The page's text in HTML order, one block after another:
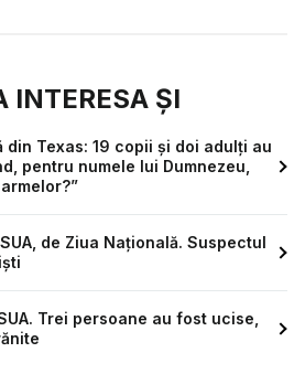
INTERESA ȘI
din Texas: 19 copii și doi adulți au
pentru numele lui Dumnezeu,
de Ziua Națională. Suspectul
Trei persoane au fost ucise,